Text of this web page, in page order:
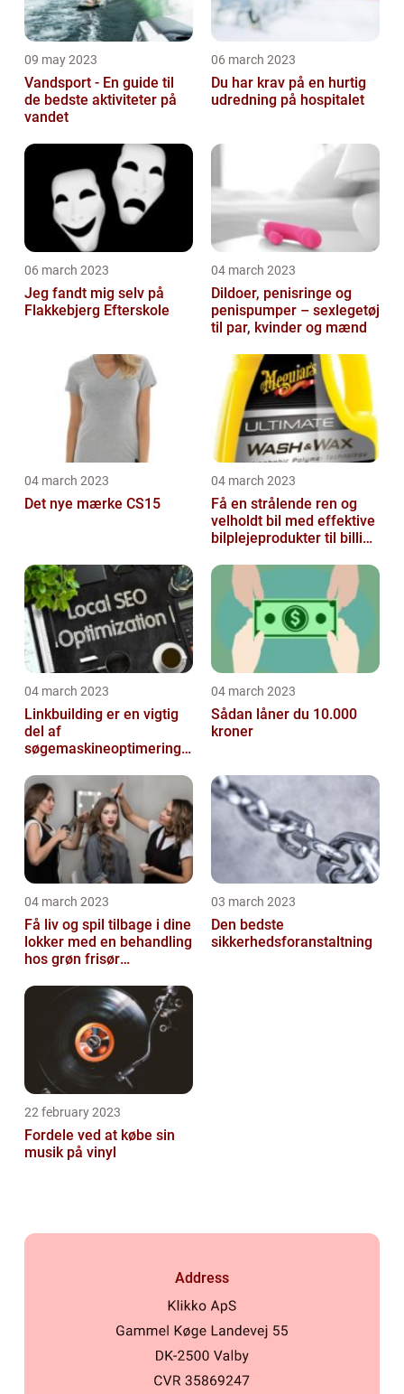
09 may 2023
Vandsport - En guide til
de bedste aktiviteter på
vandet
06 march 2023
Du har krav på en hurtig
udredning på hospitalet
06 march 2023
Jeg fandt mig selv på
Flakkebjerg Efterskole
04 march 2023
Dildoer, penisringe og
penispumper – sexlegetøj
til par, kvinder og mænd
04 march 2023
Det nye mærke CS15
04 march 2023
Få en strålende ren og
velholdt bil med effektive
bilplejeprodukter til billige
04 march 2023
Linkbuilding er en vigtig
del af
søgemaskineoptimeringe
04 march 2023
Sådan låner du 10.000
kroner
04 march 2023
Få liv og spil tilbage i dine
lokker med en behandling
hos grøn frisør
03 march 2023
Den bedste
sikkerhedsforanstaltning
22 february 2023
Fordele ved at købe sin
musik på vinyl
Address